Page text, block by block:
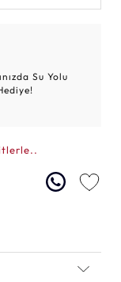
Su Yolu